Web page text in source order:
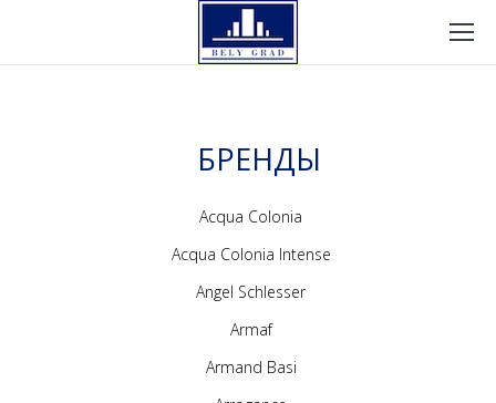
БРЕНДЫ
Acqua Colonia
Acqua Colonia Intense
Angel Schlesser
Armaf
Armand Basi